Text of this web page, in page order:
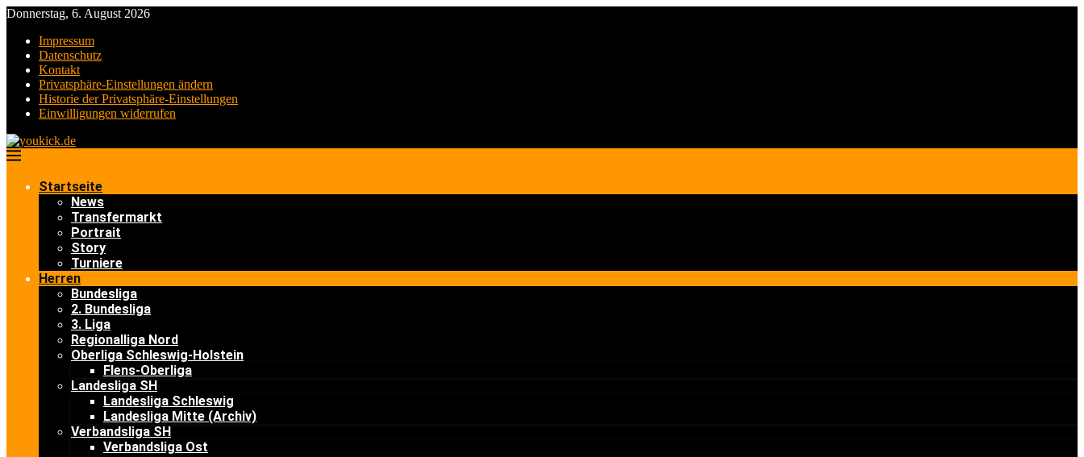
Donnerstag, 6. August 2026
Impressum
Datenschutz
Kontakt
Privatsphäre-Einstellungen ändern
Historie der Privatsphäre-Einstellungen
Einwilligungen widerrufen
Startseite
News
Transfermarkt
Portrait
Story
Turniere
Herren
Bundesliga
2. Bundesliga
3. Liga
Regionalliga Nord
Oberliga Schleswig-Holstein
Flens-Oberliga
Landesliga SH
Landesliga Schleswig
Landesliga Mitte (Archiv)
Verbandsliga SH
Verbandsliga Ost